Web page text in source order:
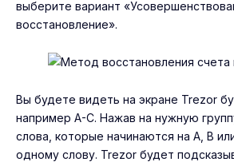
выберите вариант
восстановление».
Вы будете видеть на экране Trezor
например A-C. Нажав на нужную
слова, которые начинаются на A, B
одному слову. Trezor будет